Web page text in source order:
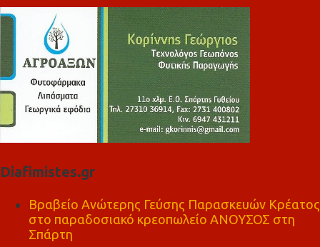
Diafimistes.gr
Βραβείο Ανώτερης Γεύσης Παρασκευών Κρέατος
στο παραδοσιακό κρεοπωλείο ΑΝΟΥΣΟΣ στη
Σπάρτη